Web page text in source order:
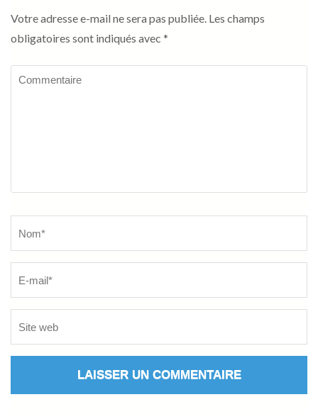
Votre adresse e-mail ne sera pas publiée. Les champs
obligatoires sont indiqués avec *
Commentaire